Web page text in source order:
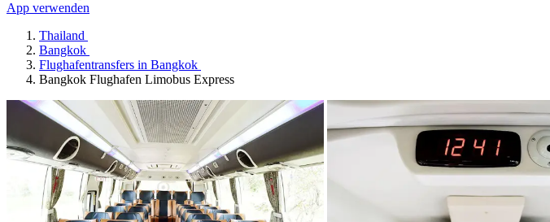
App verwenden
Thailand
Bangkok
Flughafentransfers in Bangkok
Bangkok Flughafen Limobus Express